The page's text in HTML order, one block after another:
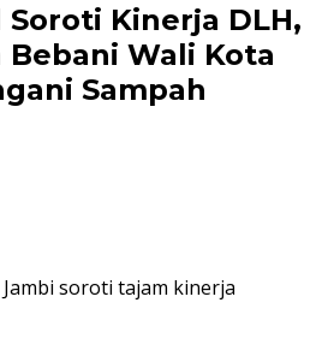
Soroti Kinerja DLH,
Wali Kota
Sampah
Jambi soroti tajam kinerja